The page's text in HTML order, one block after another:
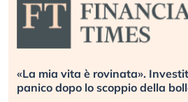
«La mia vita è rovinata».
panico dopo lo scoppio della